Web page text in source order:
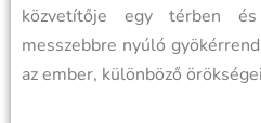
közvetítője egy térben
messzebbre nyúló
az ember, különböző